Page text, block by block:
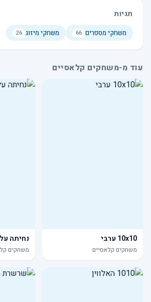
תגיות
משחקי מספרים 66 משחקי מיזוג 26
עוד מ-משחקים קלאסיים
10x10 ערבי
משחקים קלאסיים
נחיתה
משחקים